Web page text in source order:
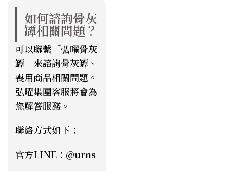
如何諮詢骨灰
罈相關問題？
可以聯繫「弘曜骨灰
罈」來諮詢骨灰罈、
喪用商品相關問題。
弘曜集團客服將會為
您解答服務。
聯絡方式如下：
官方LINE： @urns